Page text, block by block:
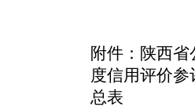
附件：陕西
度信用评价
总表